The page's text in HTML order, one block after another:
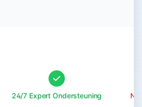
24/7 Expert Ondersteuning